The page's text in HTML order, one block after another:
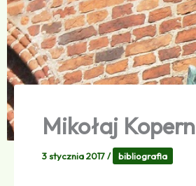
Mikołaj
3 stycznia 2017/ bibliografia